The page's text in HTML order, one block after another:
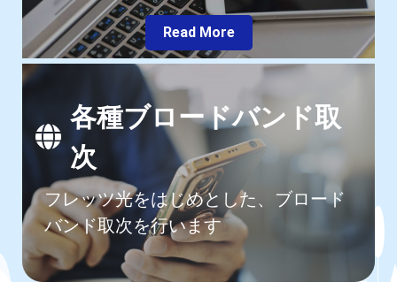
Read More
各種ブロードバンド取
次
フレッツ光をはじめとした、ブロード
バンド取次を行います